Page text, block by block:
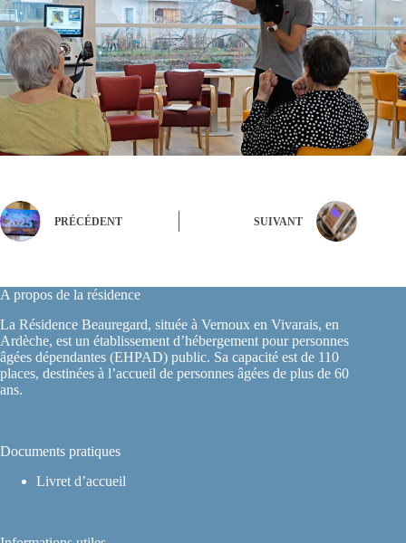
PRÉCÉDENT SUIVANT
A propos de la résidence
La Résidence Beauregard, située à Vernoux en Vivarais, en
Ardèche, est un établissement d’hébergement pour personnes
âgées dépendantes (EHPAD) public. Sa capacité est de 110
places, destinées à l’accueil de personnes âgées de plus de 60
ans.
Documents pratiques
Livret d’accueil